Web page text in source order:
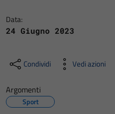
Data:
24 Giugno 2023
Condividi Vedi azioni
Argomenti
Sport